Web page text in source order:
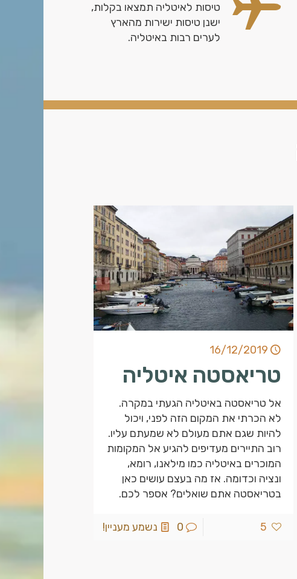
טיסות לאיטליה תמצאו בקלות,
ישנן טיסות ישירות מהארץ
לערים רבות באיטליה.
16/12/2019
טריאסטה איטליה
אל טריאסטה באיטליה הגעתי במקרה.
לא הכרתי את המקום הזה לפני, ויכול
להיות שגם אתם מעולם לא שמעתם עליו.
רוב התיירים מעדיפים להגיע אל המקומות
המוכרים באיטליה כמו מילאנו, רומא,
ונציה וכדומה. אז מה בעצם עושים כאן
בטריאסטה אתם שואלים? אספר לכם.
5
0 נשמע מעניין!